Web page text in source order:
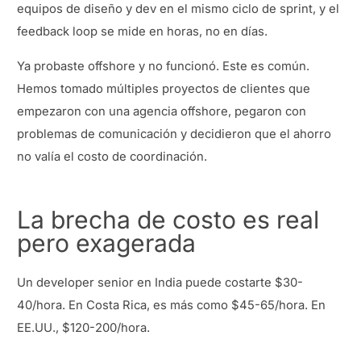
equipos de diseño y dev en el mismo ciclo de sprint, y el
feedback loop se mide en horas, no en días.
Ya probaste offshore y no funcionó. Este es común.
Hemos tomado múltiples proyectos de clientes que
empezaron con una agencia offshore, pegaron con
problemas de comunicación y decidieron que el ahorro
no valía el costo de coordinación.
La brecha de costo es real
pero exagerada
Un developer senior en India puede costarte $30-
40/hora. En Costa Rica, es más como $45-65/hora. En
EE.UU., $120-200/hora.